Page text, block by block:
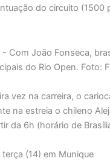
do circuito (1500
vez na carreira, o
na estreia o chileno
da 6h (horário de
(14) em Munique